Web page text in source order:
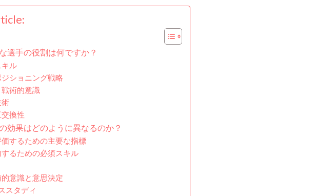
選手の役割は何ですか？
ル
ショニング戦略
術的意識
換性
効果はどのように異なるのか？
するための主要な指標
るための必須スキル
意識と意思決定
スタディ